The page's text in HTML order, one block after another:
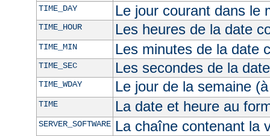
TIME_DAY Le jour courant dans le
TIME_HOUR Les heures de la date
TIME_MIN Les minutes de la date
TIME_SEC Les secondes de la
TIME_WDAY Le jour de la semaine
TIME La date et heure au
SERVER_SOFTWARE La chaîne contenant la